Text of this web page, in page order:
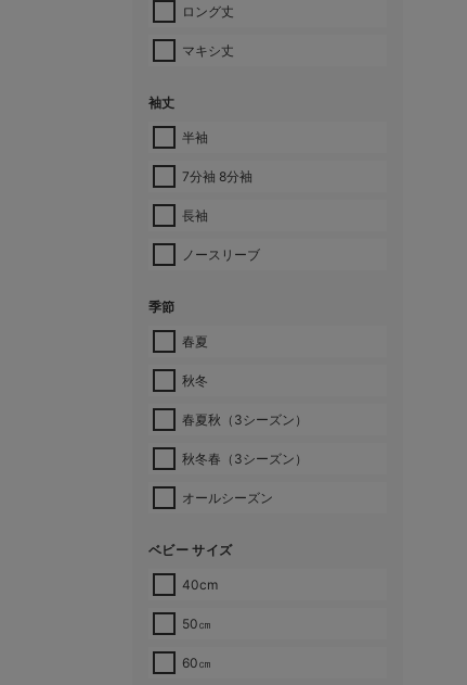
ロング丈
マキシ丈
袖丈
半袖
7分袖 8分袖
長袖
ノースリーブ
季節
春夏
秋冬
春夏秋（3シーズン）
秋冬春（3シーズン）
オールシーズン
ベビー サイズ
40cm
50㎝
60㎝